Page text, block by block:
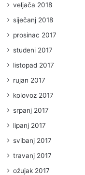
veljača 2018
siječanj 2018
prosinac 2017
studeni 2017
listopad 2017
rujan 2017
kolovoz 2017
srpanj 2017
lipanj 2017
svibanj 2017
travanj 2017
ožujak 2017